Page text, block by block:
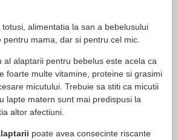
alimentatia la san a bebelusului
mama, dar si pentru cel mic.
al alaptarii pentru bebelus este acela ca
foarte multe vitamine, proteine si grasimi
micutului. Trebuie sa stiti ca micutii
lapte matern sunt mai predispusi la
altor afectiuni.
poate avea consecinte riscante